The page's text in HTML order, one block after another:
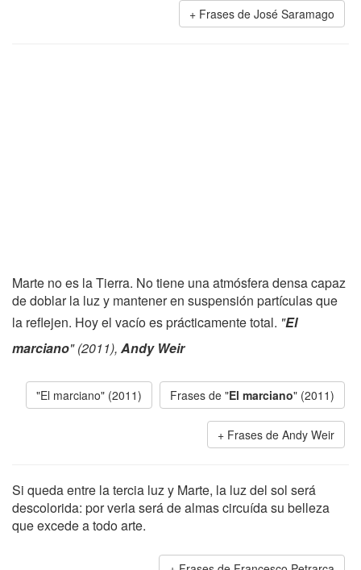
Frases de José Saramago
Marte no es la Tierra. No tiene una atmósfera densa capaz
de doblar la luz y mantener en suspensión partículas que
la reflejen. Hoy el vacío es prácticamente total. "El
marciano" (2011), Andy Weir
"El marciano" (2011) Frases de "El marciano" (2011)
Frases de Andy Weir
Si queda entre la tercia luz y Marte, la luz del sol será
descolorida: por verla será de almas circuída su belleza
que excede a todo arte.